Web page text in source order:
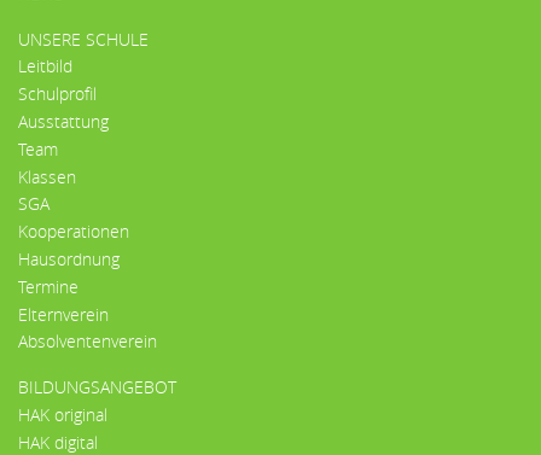
UNSERE SCHULE
Leitbild
Schulprofil
Ausstattung
Team
Klassen
SGA
Kooperationen
Hausordnung
Termine
Elternverein
Absolventenverein
BILDUNGSANGEBOT
HAK original
HAK digital